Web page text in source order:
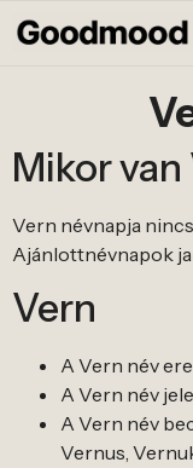
Mikor
Vern névnapja
Ajánlottnévnapok
Vern
A Vern név
A Vern név
A Vern név
Vernus,